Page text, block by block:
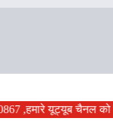
,हमारे यूट्यूब